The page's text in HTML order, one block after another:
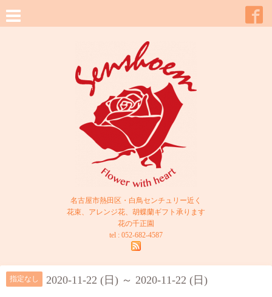
名古屋市熱田区・白鳥センチュリー近く
花束、アレンジ花、胡蝶蘭ギフト承ります
花の千正園
tel : 052-682-4587
指定なし 2020-11-22 (日) ～ 2020-11-22 (日)